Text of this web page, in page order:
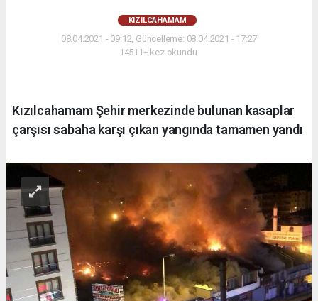
KIZILCAHAMAM
08.04.2021 - 09:12, Güncelleme: 08.04.2021 - 17:27
14511+ kez okundu.
Kızılcahamam Şehir merkezinde bulunan kasaplar
çarşısı sabaha karşı çıkan yangında tamamen yandı